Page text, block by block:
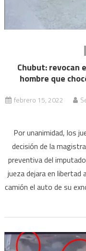
Chubut: revocan
hombre que
febrero 15, 2022
Por unanimidad, los
decisión de la
preventiva del
jueza dejara en libertad
camión el auto de su